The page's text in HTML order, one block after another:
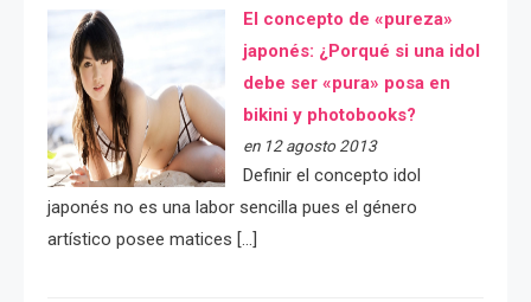
El concepto de «pureza»
japonés: ¿Porqué si una idol
debe ser «pura» posa en
bikini y photobooks?
en 12 agosto 2013
Definir el concepto idol
japonés no es una labor sencilla pues el género
artístico posee matices […]